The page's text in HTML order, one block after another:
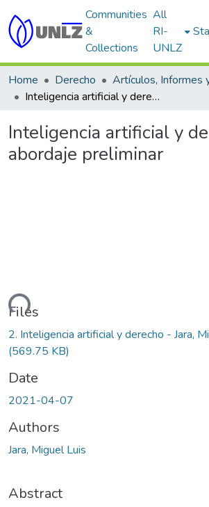
Communities
&
Collections
All
RI-
UNLZ
Home Derecho
Inteligencia artificial y derecho. Un abordaje preliminar
Inteligencia artificial y
abordaje preliminar
Files
2. Inteligencia artificial y derecho - Jara,
(569.75 KB)
Date
2021-04-07
Authors
Jara, Miguel Luis
Abstract